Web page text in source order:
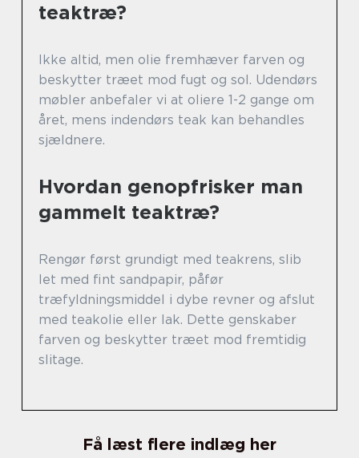
teaktræ?
Ikke altid, men olie fremhæver farven og
beskytter træet mod fugt og sol. Udendørs
møbler anbefaler vi at oliere 1-2 gange om
året, mens indendørs teak kan behandles
sjældnere.
Hvordan genopfrisker man
gammelt teaktræ?
Rengør først grundigt med teakrens, slib
let med fint sandpapir, påfør
træfyldningsmiddel i dybe revner og afslut
med teakolie eller lak. Dette genskaber
farven og beskytter træet mod fremtidig
slitage.
Få læst flere indlæg her